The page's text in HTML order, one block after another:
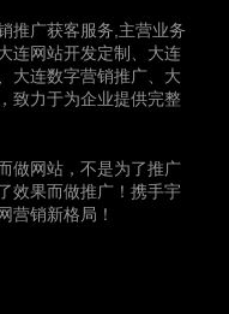
推广获客服务,主营业务
连网站开发定制、大连
大连数字营销推广、大
致力于为企业提供完整
做网站，不是为了推广
效果而做推广！携手宇
营销新格局！